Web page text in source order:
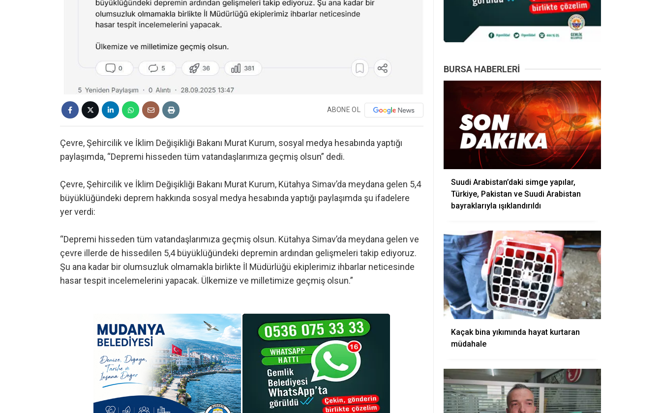
ABONE OL
Çevre, Şehircilik ve İklim Değişikliği Bakanı Murat Kurum, sosyal medya hesabında yaptığı
paylaşımda, “Depremi hisseden tüm vatandaşlarımıza geçmiş olsun” dedi.
Çevre, Şehircilik ve İklim Değişikliği Bakanı Murat Kurum, Kütahya Simav’da meydana gelen 5,4
büyüklüğündeki deprem hakkında sosyal medya hesabında yaptığı paylaşımda şu ifadelere
yer verdi:
“Depremi hisseden tüm vatandaşlarımıza geçmiş olsun. Kütahya Simav’da meydana gelen ve
çevre illerde de hissedilen 5,4 büyüklüğündeki depremin ardından gelişmeleri takip ediyoruz.
Şu ana kadar bir olumsuzluk olmamakla birlikte İl Müdürlüğü ekiplerimiz ihbarlar neticesinde
hasar tespit incelemelerini yapacak. Ülkemize ve milletimize geçmiş olsun.”
BURSA HABERLERI
Suudi Arabistan’daki simge yapılar,
Türkiye, Pakistan ve Suudi Arabistan
bayraklarıyla ışıklandırıldı
Kaçak bina yıkımında hayat kurtaran
müdahale